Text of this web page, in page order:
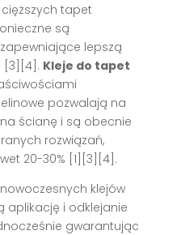
tapet
są
lepszą
[3][4] . Kleje do tapet
pozwalają na
na ścianę i są obecnie
rozwiązań,
20-30% [1][3][4] .
klejów
aplikację i odklejanie
gwarantując